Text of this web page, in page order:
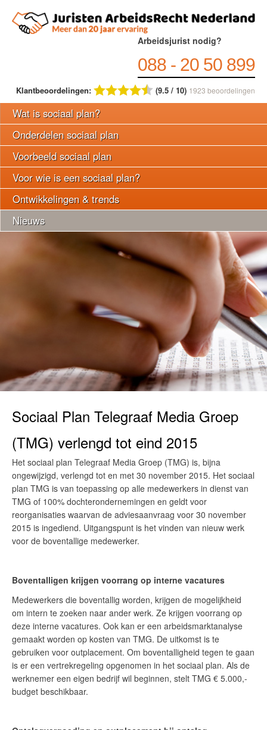
Arbeidsjurist nodig?
088 - 20 50 899
Klantbeoordelingen: (9.5 / 10) 1923 beoordelingen
Wat is sociaal plan?
Onderdelen sociaal plan
Voorbeeld sociaal plan
Voor wie is een sociaal plan?
Ontwikkelingen & trends
Nieuws
Sociaal Plan Telegraaf Media Groep
(TMG) verlengd tot eind 2015
Het sociaal plan Telegraaf Media Groep (TMG) is, bijna
ongewijzigd, verlengd tot en met 30 november 2015. Het sociaal
plan TMG is van toepassing op alle medewerkers in dienst van
TMG of 100% dochterondernemingen en geldt voor
reorganisaties waarvan de adviesaanvraag voor 30 november
2015 is ingediend. Uitgangspunt is het vinden van nieuw werk
voor de boventallige medewerker.
Boventalligen krijgen voorrang op interne vacatures
Medewerkers die boventallig worden, krijgen de mogelijkheid
om intern te zoeken naar ander werk. Ze krijgen voorrang op
deze interne vacatures. Ook kan er een arbeidsmarktanalyse
gemaakt worden op kosten van TMG. De uitkomst is te
gebruiken voor outplacement. Om boventalligheid tegen te gaan
is er een vertrekregeling opgenomen in het sociaal plan. Als de
werknemer een eigen bedrijf wil beginnen, stelt TMG € 5.000,-
budget beschikbaar.